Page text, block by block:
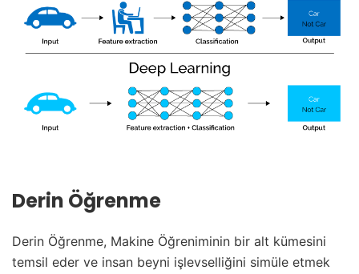
Derin Öğrenme
Derin Öğrenme, Makine Öğreniminin bir alt kümesini
temsil eder ve insan beyni işlevselliğini simüle etmek